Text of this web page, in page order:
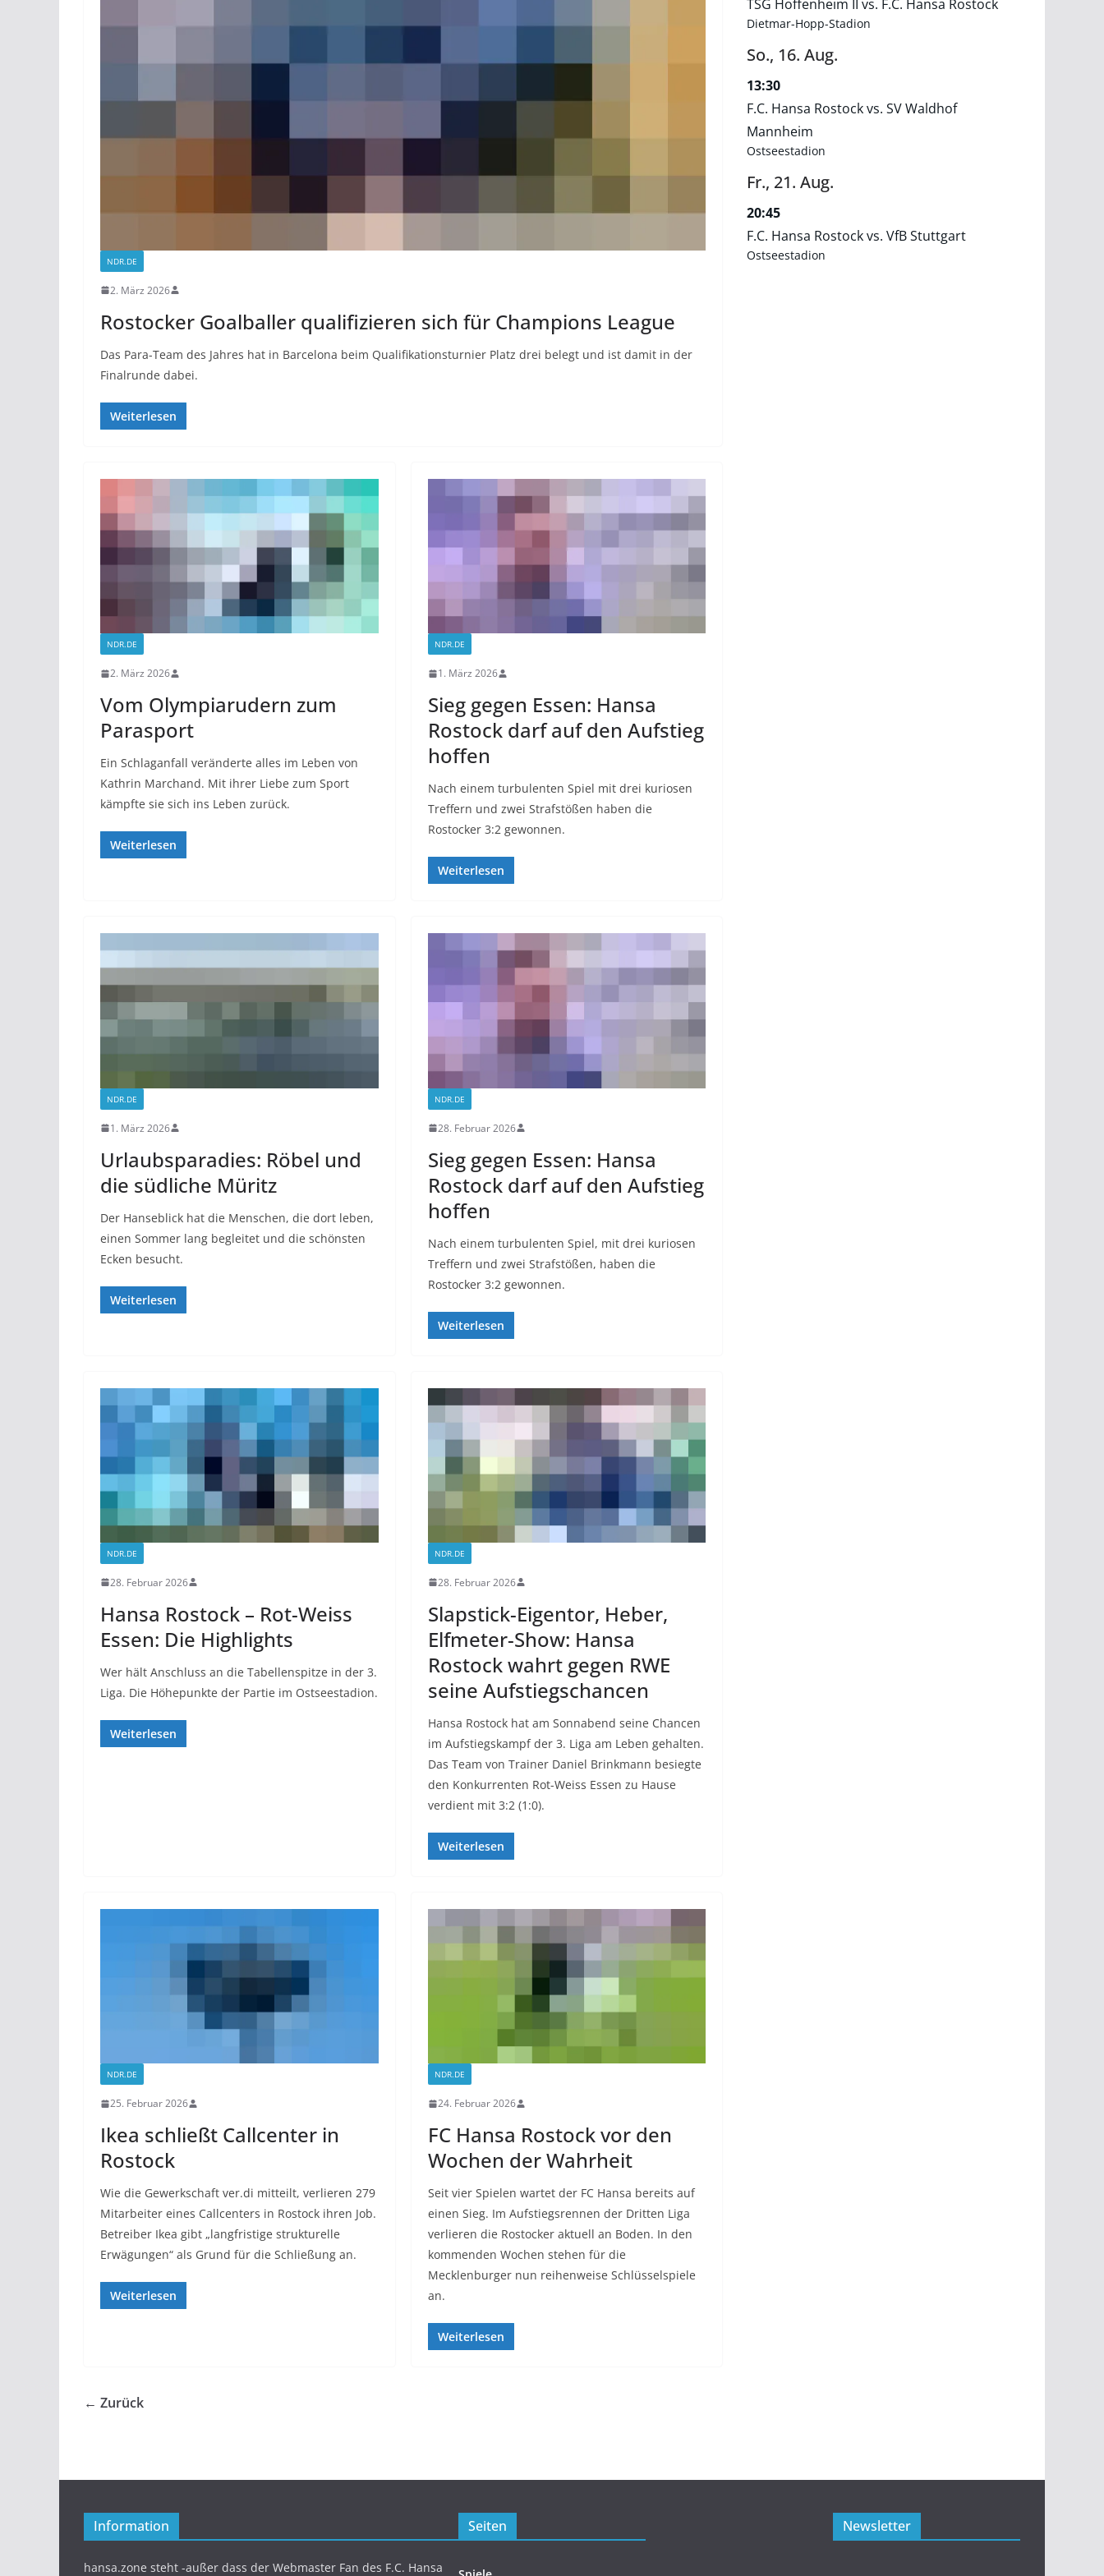
NDR.DE
2. März 2026
Rostocker Goalballer qualifizieren sich für Champions League
Das Para-Team des Jahres hat in Barcelona beim Qualifikationsturnier Platz drei belegt und ist damit in der
Finalrunde dabei.
Weiterlesen
NDR.DE
2. März 2026
Vom Olympiarudern zum
Parasport
Ein Schlaganfall veränderte alles im Leben von
Kathrin Marchand. Mit ihrer Liebe zum Sport
kämpfte sie sich ins Leben zurück.
Weiterlesen
NDR.DE
1. März 2026
Sieg gegen Essen: Hansa
Rostock darf auf den Aufstieg
hoffen
Nach einem turbulenten Spiel mit drei kuriosen
Treffern und zwei Strafstößen haben die
Rostocker 3:2 gewonnen.
Weiterlesen
NDR.DE
1. März 2026
Urlaubsparadies: Röbel und
die südliche Müritz
Der Hanseblick hat die Menschen, die dort leben,
einen Sommer lang begleitet und die schönsten
Ecken besucht.
Weiterlesen
NDR.DE
28. Februar 2026
Sieg gegen Essen: Hansa
Rostock darf auf den Aufstieg
hoffen
Nach einem turbulenten Spiel, mit drei kuriosen
Treffern und zwei Strafstößen, haben die
Rostocker 3:2 gewonnen.
Weiterlesen
NDR.DE
28. Februar 2026
Hansa Rostock – Rot-Weiss
Essen: Die Highlights
Wer hält Anschluss an die Tabellenspitze in der 3.
Liga. Die Höhepunkte der Partie im Ostseestadion.
Weiterlesen
NDR.DE
28. Februar 2026
Slapstick-Eigentor, Heber,
Elfmeter-Show: Hansa
Rostock wahrt gegen RWE
seine Aufstiegschancen
Hansa Rostock hat am Sonnabend seine Chancen
im Aufstiegskampf der 3. Liga am Leben gehalten.
Das Team von Trainer Daniel Brinkmann besiegte
den Konkurrenten Rot-Weiss Essen zu Hause
verdient mit 3:2 (1:0).
Weiterlesen
NDR.DE
25. Februar 2026
Ikea schließt Callcenter in
Rostock
Wie die Gewerkschaft ver.di mitteilt, verlieren 279
Mitarbeiter eines Callcenters in Rostock ihren Job.
Betreiber Ikea gibt „langfristige strukturelle
Erwägungen“ als Grund für die Schließung an.
Weiterlesen
NDR.DE
24. Februar 2026
FC Hansa Rostock vor den
Wochen der Wahrheit
Seit vier Spielen wartet der FC Hansa bereits auf
einen Sieg. Im Aufstiegsrennen der Dritten Liga
verlieren die Rostocker aktuell an Boden. In den
kommenden Wochen stehen für die
Mecklenburger nun reihenweise Schlüsselspiele
an.
Weiterlesen
← Zurück
TSG Hoffenheim II vs. F.C. Hansa Rostock
Dietmar-Hopp-Stadion
So., 16. Aug.
13:30
F.C. Hansa Rostock vs. SV Waldhof
Mannheim
Ostseestadion
Fr., 21. Aug.
20:45
F.C. Hansa Rostock vs. VfB Stuttgart
Ostseestadion
Information
hansa.zone steht -außer dass der Webmaster Fan des F.C. Hansa
Seiten Newsletter